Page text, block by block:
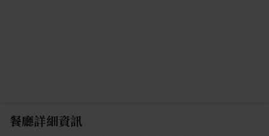
餐廳詳細資訊